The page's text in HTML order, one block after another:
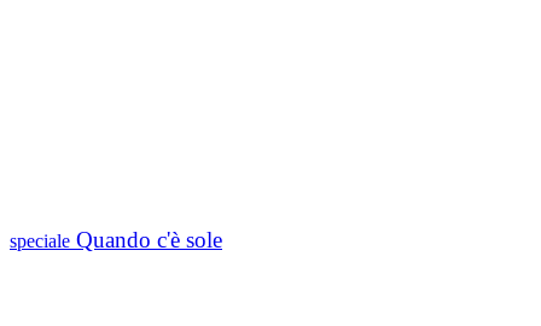
speciale Quando c'è sole